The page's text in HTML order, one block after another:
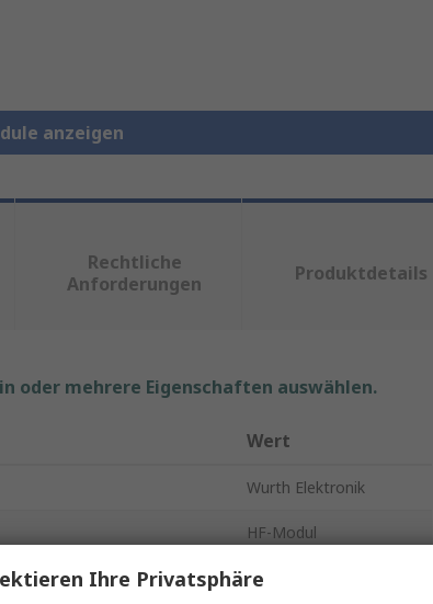
anzeigen
Rechtliche
Anforderungen
Produktdetails
oder mehrere Eigenschaften auswählen.
Wert
Wurth Elektronik
HF-Modul
HF-Modul
Ihre Privatsphäre